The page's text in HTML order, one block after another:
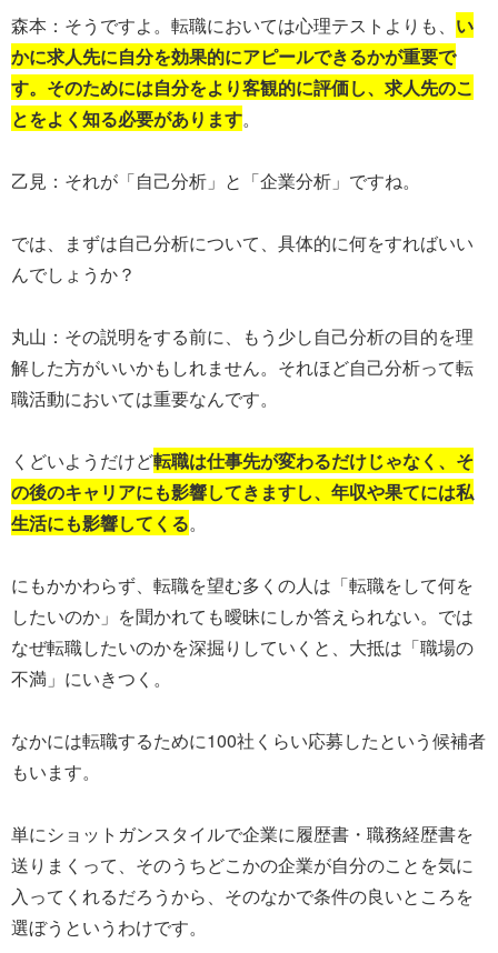
森本：そうですよ。転職においては心理テストよりも、 い
かに求人先に自分を効果的にアピールできるかが重要で
す。そのためには自分をより客観的に評価し、求人先のこ
とをよく知る必要があります。
乙見：それが「自己分析」と「企業分析」ですね。
では、まずは自己分析について、具体的に何をすればいい
んでしょうか？
丸山：その説明をする前に、もう少し自己分析の目的を理
解した方がいいかもしれません。それほど自己分析って転
職活動においては重要なんです。
くどいようだけど転職は仕事先が変わるだけじゃなく、そ
の後のキャリアにも影響してきますし、年収や果てには私
生活にも影響してくる。
にもかかわらず、転職を望む多くの人は「転職をして何を
したいのか」を聞かれても曖昧にしか答えられない。では
なぜ転職したいのかを深掘りしていくと、大抵は「職場の
不満」にいきつく。
なかには転職するために100社くらい応募したという候補者
もいます。
単にショットガンスタイルで企業に履歴書・職務経歴書を
送りまくって、そのうちどこかの企業が自分のことを気に
入ってくれるだろうから、そのなかで条件の良いところを
選ぼうというわけです。